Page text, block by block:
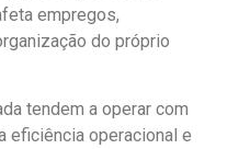
empregos,
do próprio
tendem a operar com
eficiência operacional e